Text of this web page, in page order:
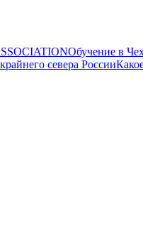
Обучение в